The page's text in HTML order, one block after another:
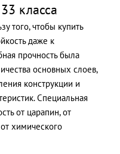
класса
того, чтобы купить
даже к
прочность была
основных слоев,
конструкции и
Специальная
от царапин, от
химического